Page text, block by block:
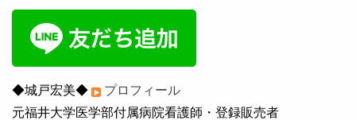
◆城戸宏美◆
プロフィール
元福井大学医学部付属病院看護師・登録販売者